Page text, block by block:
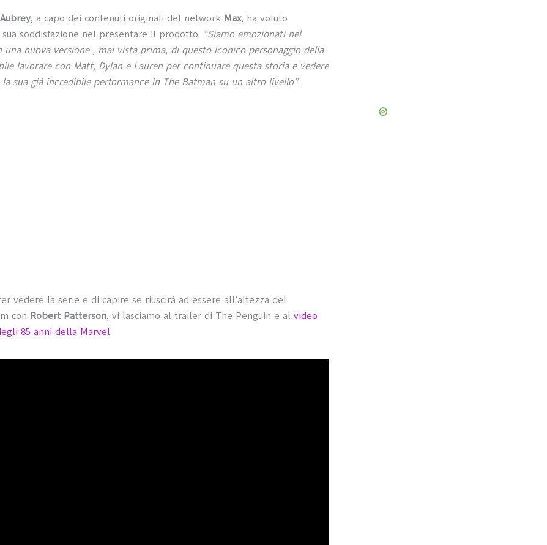
, a capo dei contenuti originali del network Max, ha voluto
soddisfazione nel presentare il prodotto: “Siamo emozionati nel
una nuova versione , mai vista prima, di questo iconico personaggio della
lavorare con Matt, Dylan e Lauren per continuare questa storia e vedere
sua già incredibile performance in The Batman su un altro livello”.
vedere la serie e di capire se riuscirà ad essere all’altezza del
con Robert Patterson, vi lasciamo al trailer di The Penguin e al video
85 anni della Marvel.